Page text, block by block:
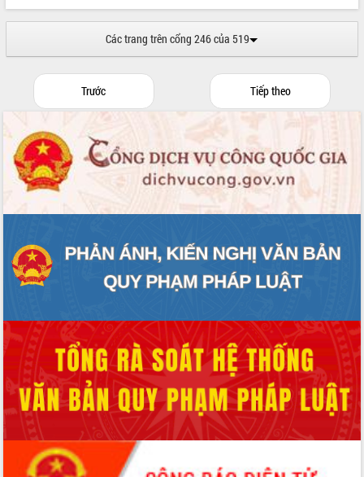
Xã Ea Phê gắn cải cách hành chính với
chuyển đổi số
Phó Chủ tịch Thường trực UBND tỉnh
Hồ Thị Nguyên Thảo làm việc tại Trung
tâm Phục vụ hành chính công xã Ea
Xây dựng nền hành chính số đồng
hành cùng nông dân dân, doanh nghiệp
Giai đoạn 2026-2030, Đắk Lắk phấn
đấu có 77% xã đạt chuẩn nông thôn
mới
Chuyển đổi số 'mở đường' cho nông
nghiệp Đắk Lắk tăng trưởng bứt phá
địa chính, hoàn thiện cơ sở dữ liệu đất
đai
Ứng dụng sinh trắc học - Bước tiến
Lắk
Đắk Lắk nâng cao hiệu quả công tác
Đảng từ Sổ tay đảng viên điện tử
Đắk Lắk đẩy mạnh nuôi biển công
nghệ, hướng tới phát triển thủy sản
bền vững
Tập huấn nâng cao năng lực triển khai
chuyển đổi số cho cán bộ, công chức
cấp xã
Các trang trên cổng 246 của 519
Trước Tiếp theo